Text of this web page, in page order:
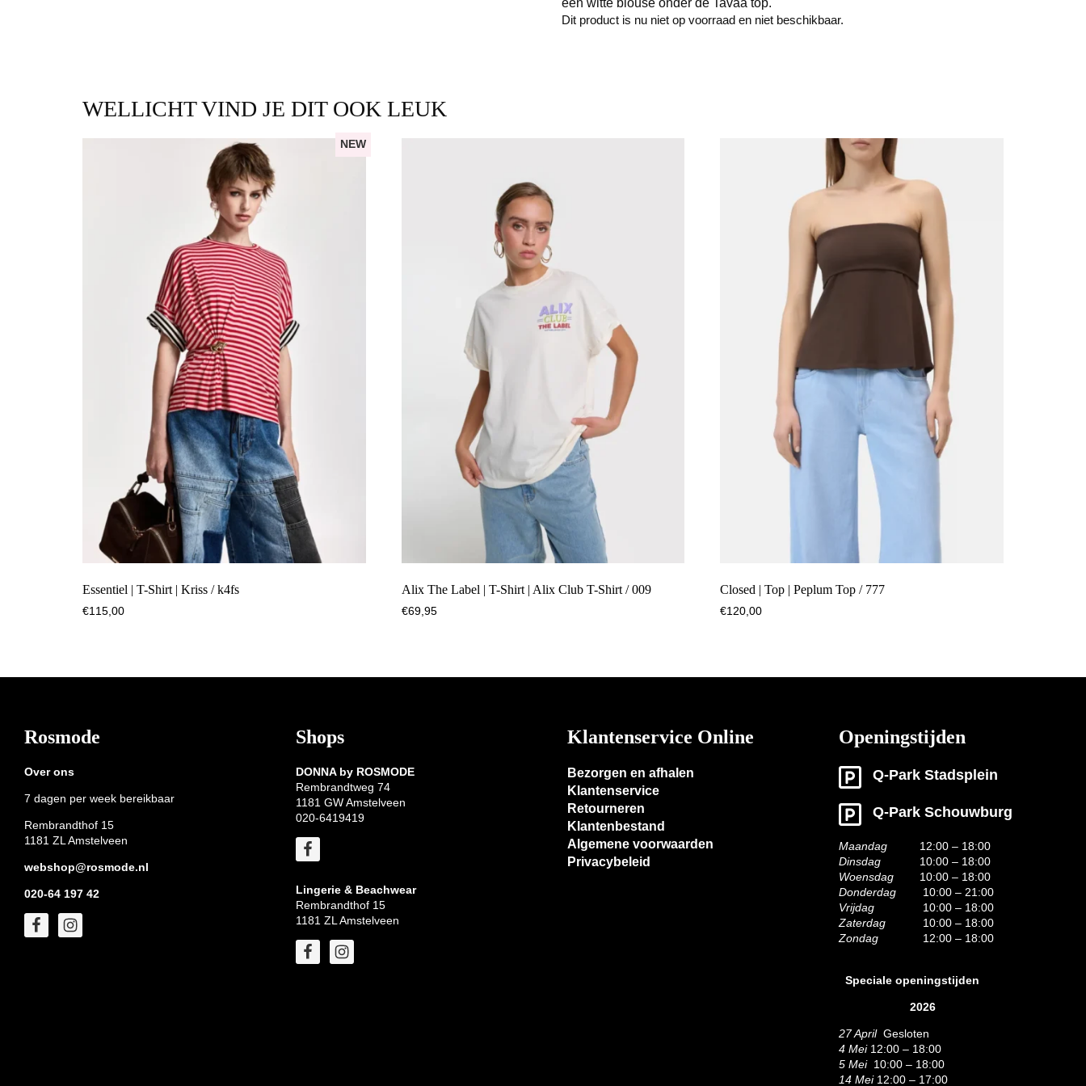
Dit product is nu niet op voorraad en niet beschikbaar.
WELLICHT VIND JE DIT OOK LEUK
NEW
Essentiel | T-Shirt | Kriss / k4fs
€115,00
Alix The Label | T-Shirt | Alix Club T-Shirt / 009
€69,95
Closed | Top | Peplum Top / 777
€120,00
Footer
Rosmode
Over ons
7 dagen per week bereikbaar
Rembrandthof 15
1181 ZL Amstelveen
webshop@rosmode.nl
020-64 197 42
Shops
DONNA by ROSMODE
Rembrandtweg 74
1181 GW Amstelveen
020-6419419
Lingerie & Beachwear
Rembrandthof 15
1181 ZL Amstelveen
Klantenservice Online
Bezorgen en afhalen
Klantenservice
Retourneren
Klantenbestand
Algemene voorwaarden
Privacybeleid
Openingstijden
Q-Park Stadsplein
Q-Park Schouwburg
Maandag
12:00 – 18:00
Dinsdag
10:00 – 18:00
Woensdag
10:00 – 18:00
Donderdag
10:00 – 21:00
Vrijdag
10:00 – 18:00
Zaterdag
10:00 – 18:00
Zondag
12:00 – 18:00
Speciale openingstijden
2026
27 AprilGesloten
4 Mei12:00 – 18:00
5 Mei10:00 – 18:00
14 Mei12:00 – 17:00